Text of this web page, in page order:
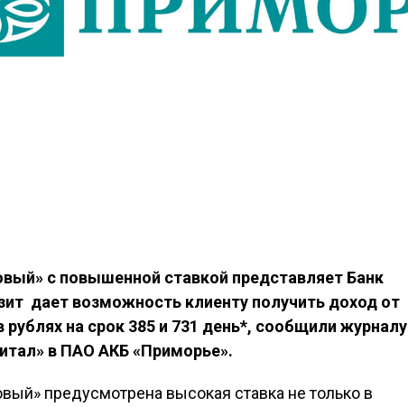
с повышенной ставкой представляет Банк
дает возможность клиенту получить доход от
рублях на срок 385 и 731 день*, сообщили журналу
в ПАО АКБ «Приморье».
предусмотрена высокая ставка не только в